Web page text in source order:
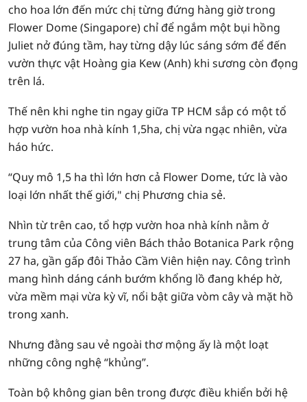
cho hoa lớn đến mức chị từng đứng hàng giờ trong
Flower Dome (Singapore) chỉ để ngắm một bụi hồng
Juliet nở đúng tầm, hay từng dậy lúc sáng sớm để đến
vườn thực vật Hoàng gia Kew (Anh) khi sương còn đọng
trên lá.
Thế nên khi nghe tin ngay giữa TP HCM sắp có một tổ
hợp vườn hoa nhà kính 1,5ha, chị vừa ngạc nhiên, vừa
háo hức.
“Quy mô 1,5 ha thì lớn hơn cả Flower Dome, tức là vào
loại lớn nhất thế giới," chị Phương chia sẻ.
Nhìn từ trên cao, tổ hợp vườn hoa nhà kính nằm ở
trung tâm của Công viên Bách thảo Botanica Park rộng
27 ha, gần gấp đôi Thảo Cầm Viên hiện nay. Công trình
mang hình dáng cánh bướm khổng lồ đang khép hờ,
vừa mềm mại vừa kỳ vĩ, nổi bật giữa vòm cây và mặt hồ
trong xanh.
Nhưng đằng sau vẻ ngoài thơ mộng ấy là một loạt
những công nghệ “khủng”.
Toàn bộ không gian bên trong được điều khiển bởi hệ